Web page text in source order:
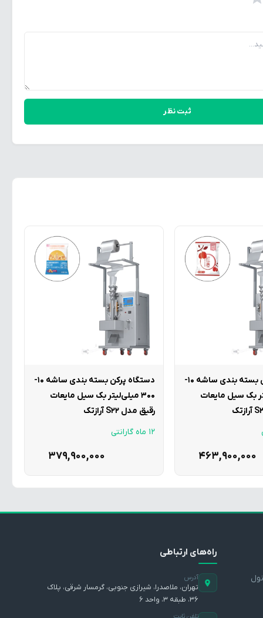
ثبت نظر
دستگاه پرکن بسته بندی ساشه 10-
بک سیل مایعات
463,900,000
دستگاه پرکن بسته بندی ساشه 10-
300 میلی‌لیتر بک سیل مایعات
رقیق مدل S22 آرازتک
12 ماه گارانتی
379,900,000
راه‌های ارتباطی
آدرس
تهران، ملاصدرا، شیرازی جنوبی، گرمسار شرقی، پلاک
۳۶، طبقه ۳، واحد ۶
تلفن ثابت